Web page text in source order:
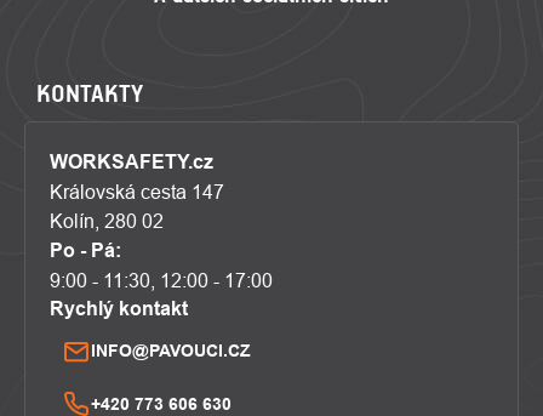
KONTAKTY
WORKSAFETY.cz
Královská cesta 147
Kolín, 280 02
Po - Pá:
9:00 - 11:30, 12:00 - 17:00
Rychlý kontakt
INFO@PAVOUCI.CZ
+420 773 606 630